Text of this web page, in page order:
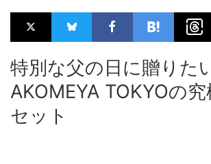
特別な父の日に贈りた
AKOMEYA TOKYOの
セット